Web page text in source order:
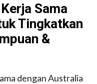
Sama
Tingkatkan
&
dengan Australia